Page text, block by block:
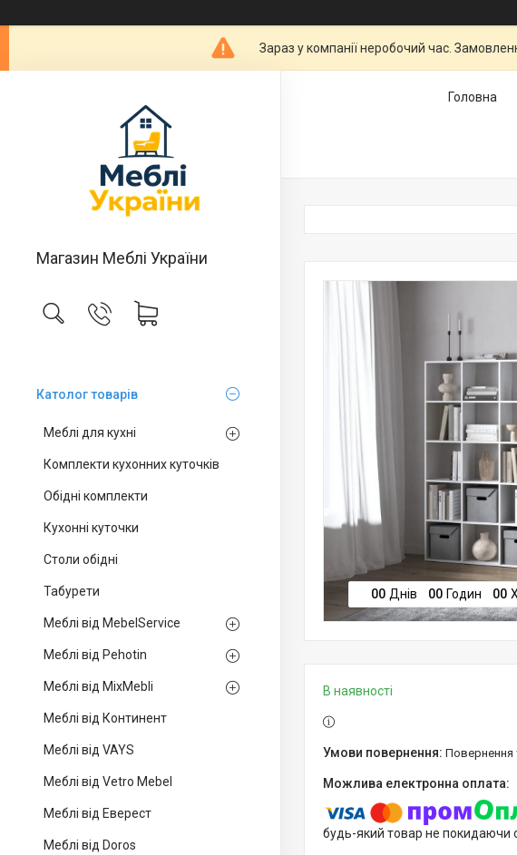
Зараз у компанії неробочий час.
Магазин Меблі України
Католог товарів
Меблі для кухні
Комплекти кухонних куточків
Обідні комплекти
Кухонні куточки
Столи обідні
Табурети
Меблі від MebelService
Меблі від Pehotin
Меблі від MixMebli
Меблі від Континент
Меблі від VAYS
Меблі від Vetro Mebel
Меблі від Еверест
Меблі від Doros
Головна
00 Днів 00 Годин 00
В наявності
будь-який товар не покидаючи